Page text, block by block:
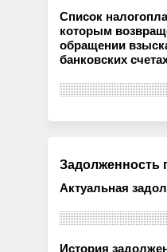
Список
которым
обращении
банковских
Задолженность
Актуальная
История